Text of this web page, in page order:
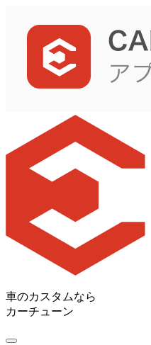
車のカスタムなら
カーチューン